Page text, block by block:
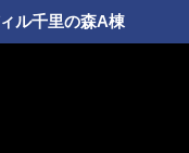
ル千里の森A棟